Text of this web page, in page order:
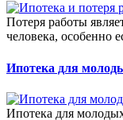
Потеря работы
человека, особенно
Ипотека для
Ипотека для